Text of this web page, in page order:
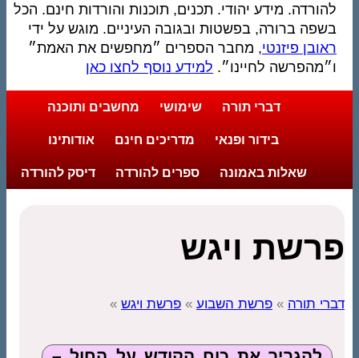
להורדה. מידע יהודי. תכנים, תוכנות והורדות חינם. הכל
בשפה ברורה, בפשטות ובגובה העיניים. מוגש על ידי
ראובן פיזנטי, מחבר הספרים ״מחפשים את האמת״
ו״מהפרשה לחיינו״. למידע נוסף לחצו כאן
דברי תורה שימושי מחשבים ותוכנה
בידור ופנאי מדריכים חינם אודותינו
שאלות באמונה ספרים להורדה דיסק להורדה
פרשת ויגש
דברי תורה » פרשת השבוע » פרשת ויגש »